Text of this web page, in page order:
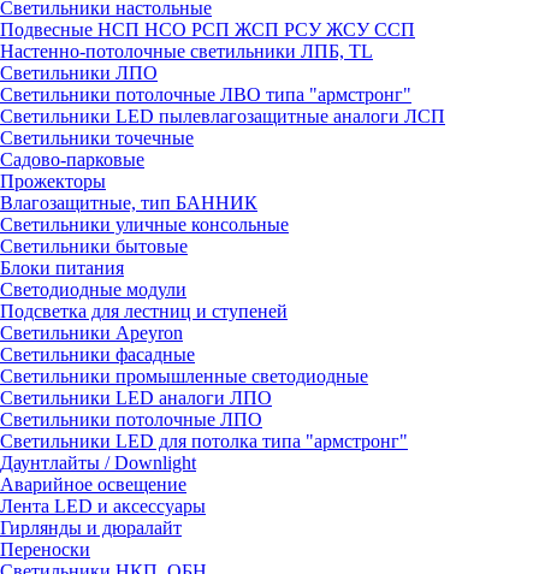
Светильники настольные
Подвесные НСП НСО РСП ЖСП РСУ ЖСУ ССП
Настенно-потолочные светильники ЛПБ, TL
Светильники ЛПО
Светильники потолочные ЛВО типа "армстронг"
Светильники LED пылевлагозащитные аналоги ЛСП
Светильники точечные
Садово-парковые
Прожекторы
Влагозащитные, тип БАННИК
Светильники уличные консольные
Светильники бытовые
Блоки питания
Светодиодные модули
Подсветка для лестниц и ступеней
Светильники Apeyron
Светильники фасадные
Светильники промышленные светодиодные
Светильники LED аналоги ЛПО
Светильники потолочные ЛПО
Светильники LED для потолка типа "армстронг"
Даунтлайты / Downlight
Аварийное освещение
Лента LED и аксессуары
Гирлянды и дюралайт
Переноски